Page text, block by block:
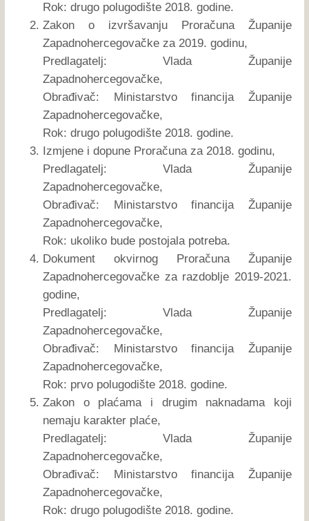
Rok: drugo polugodište 2018. godine.
Zakon o izvršavanju Proračuna Županije
Zapadnohercegovačke za 2019. godinu,
Predlagatelj: Vlada Županije
Zapadnohercegovačke,
Obrađivač: Ministarstvo financija Županije
Zapadnohercegovačke,
Rok: drugo polugodište 2018. godine.
Izmjene i dopune Proračuna za 2018. godinu,
Predlagatelj: Vlada Županije
Zapadnohercegovačke,
Obrađivač: Ministarstvo financija Županije
Zapadnohercegovačke,
Rok: ukoliko bude postojala potreba.
Dokument okvirnog Proračuna Županije
Zapadnohercegovačke za razdoblje 2019-2021.
godine,
Predlagatelj: Vlada Županije
Zapadnohercegovačke,
Obrađivač: Ministarstvo financija Županije
Zapadnohercegovačke,
Rok: prvo polugodište 2018. godine.
Zakon o plaćama i drugim naknadama koji
nemaju karakter plaće,
Predlagatelj: Vlada Županije
Zapadnohercegovačke,
Obrađivač: Ministarstvo financija Županije
Zapadnohercegovačke,
Rok: drugo polugodište 2018. godine.